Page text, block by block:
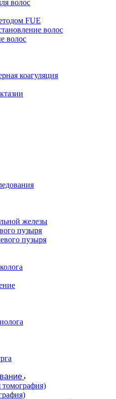
волос
FUE
волос
волос
коагуляция
железы
пузыря
пузыря